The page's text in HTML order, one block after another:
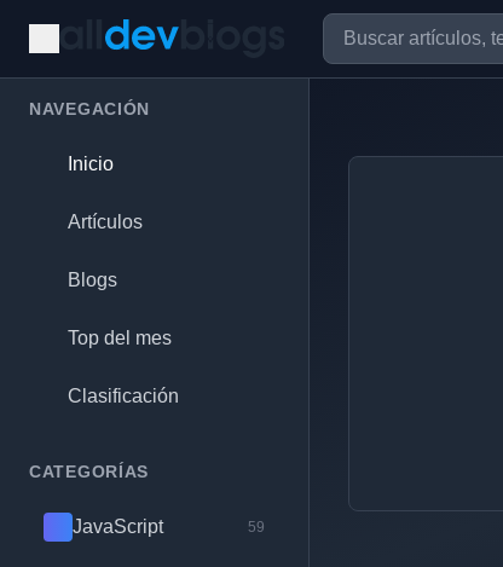
NAVEGACIÓN
Inicio
Artículos
Blogs
Top del mes
Clasificación
CATEGORÍAS
JavaScript 59